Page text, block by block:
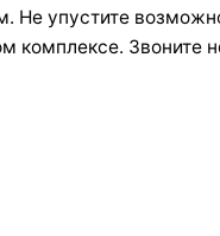
Не упустите
комплексе. Звоните